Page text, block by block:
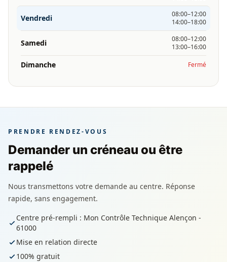
Vendredi
08:00–12:00
14:00–18:00
Samedi
08:00–12:00
13:00–16:00
Dimanche Fermé
PRENDRE RENDEZ-VOUS
Demander un créneau ou être
rappelé
Nous transmettons votre demande au centre. Réponse
rapide, sans engagement.
Centre pré-rempli : Mon Contrôle Technique Alençon -
61000
Mise en relation directe
100% gratuit